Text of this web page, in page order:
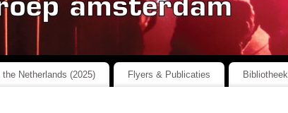
Netherlands (2025) Flyers & Publicaties Bibliotheek